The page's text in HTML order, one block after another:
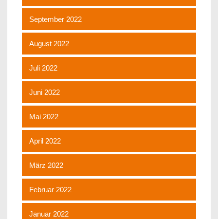
September 2022
August 2022
Juli 2022
Juni 2022
Mai 2022
April 2022
März 2022
Februar 2022
Januar 2022